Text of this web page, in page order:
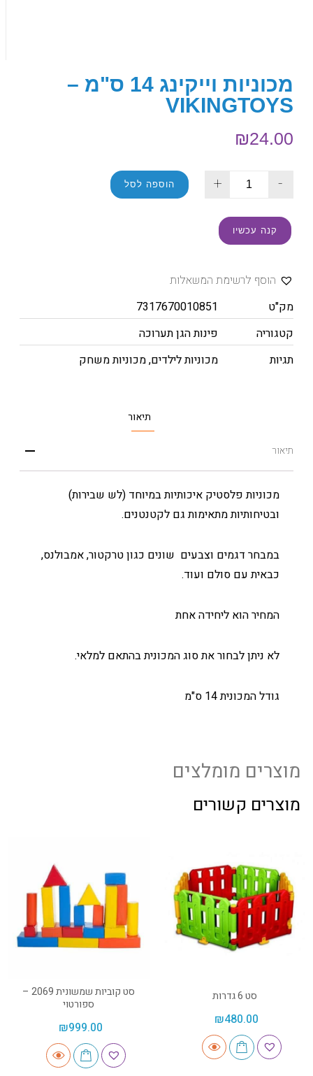
מכוניות וייקינג 14 ס"מ –
VIKINGTOYS
₪24.00
-
+ הוספה לסל
קנה עכשיו
הוסף לרשימת המשאלות
מק"ט
7317670010851
קטגוריה
פינות הגן תערוכה
תגיות
מכוניות לילדים,מכוניות משחק
תיאור
תיאור
מכוניות פלסטיק איכותיות במיוחד (לש שבירות)
ובטיחותיות מתאימות גם לקטנטנים.
במבחר דגמים וצבעים שונים כגון טרקטור, אמבולנס,
כבאית עם סולם ועוד.
המחיר הוא ליחידה אחת
לא ניתן לבחור את סוג המכונית בהתאם למלאי.
גודל המכונית 14 ס"מ
מוצרים מומלצים
מוצרים קשורים
סט 6 גדרות
₪480.00
סט קוביות שמשונית 2069 –
ספורטוי
₪999.00